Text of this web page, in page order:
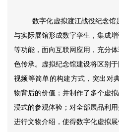
数字化虚拟渡江战役纪念馆
与实际展馆形成数字孪生，集成
等功能，面向互联网应用，充分
色传承。虚拟纪念馆建设将区别
视频等简单的构建方式，突出对
物背后的价值；并制作了多个虚
浸式的参观体验；对全部展品利
进行文物介绍，使得数字化虚拟